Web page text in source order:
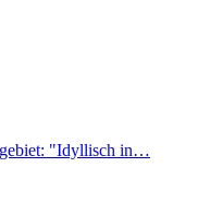
"Idyllisch in…